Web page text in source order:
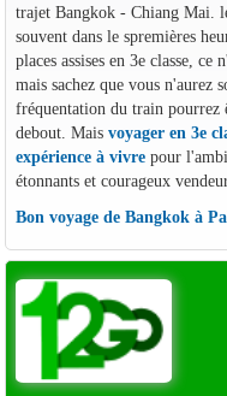
trajet Bangkok - Chiang Mai.
souvent dans le spremières
places assises en 3e classe, ce
mais sachez que vous n'aurez
fréquentation du train pourrez
debout. Mais voyager en 3e
expérience à vivrepour
étonnants et courageux
Bon voyage de Bangkok à